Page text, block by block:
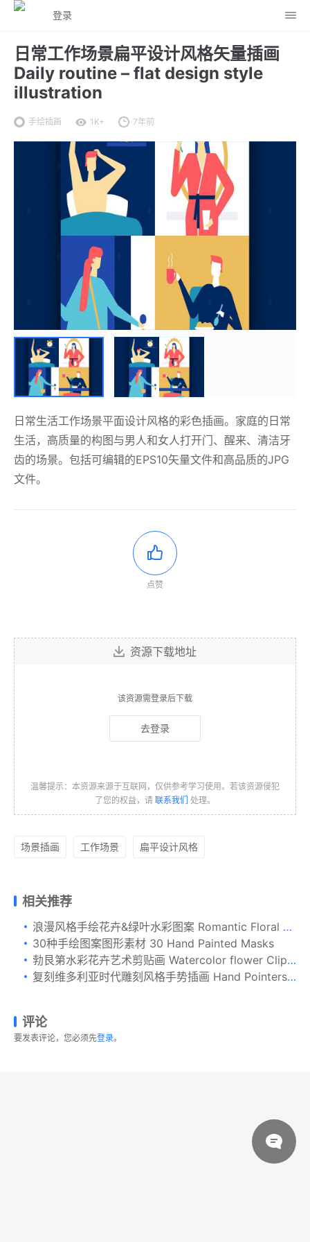
登录
日常工作场景扁平设计风格矢量插画
Daily routine – flat design style
illustration
手绘插画 1K+ 7年前
日常生活工作场景平面设计风格的彩色插画。家庭的日常
生活，高质量的构图与男人和女人打开门、醒来、清洁牙
齿的场景。包括可编辑的EPS10矢量文件和高品质的JPG
文件。
点赞
资源下载地址
该资源需登录后下载
去登录
温馨提示：本资源来源于互联网，仅供参考学习使用。若该资源侵犯
了您的权益，请 联系我们 处理。
场景插画 工作场景 扁平设计风格
相关推荐
浪漫风格手绘花卉&绿叶水彩图案 Romantic Floral Clipart set
30种手绘图案图形素材 30 Hand Painted Masks
勃艮第水彩花卉艺术剪贴画 Watercolor flower Clip Art-Marsala
复刻维多利亚时代雕刻风格手势插画 Hand Pointers & Indexes – BRMV 01
评论
要发表评论，您必须先登录。